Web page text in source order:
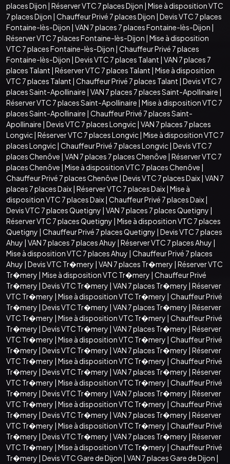
places Dijon | Réserver VTC 7 places Dijon | Mise à disposition VTC
7 places Dijon | Chauffeur Privé 7 places Dijon | Devis VTC 7 places
Fontaine-lès-Dijon | VAN 7 places 7 places Fontaine-lès-Dijon |
Réserver VTC 7 places Fontaine-lès-Dijon | Mise à disposition
VTC 7 places Fontaine-lès-Dijon | Chauffeur Privé 7 places
Fontaine-lès-Dijon | Devis VTC 7 places Talant | VAN 7 places 7
places Talant | Réserver VTC 7 places Talant | Mise à disposition
VTC 7 places Talant | Chauffeur Privé 7 places Talant | Devis VTC 7
places Saint-Apollinaire | VAN 7 places 7 places Saint-Apollinaire |
Réserver VTC 7 places Saint-Apollinaire | Mise à disposition VTC 7
places Saint-Apollinaire | Chauffeur Privé 7 places Saint-
Apollinaire | Devis VTC 7 places Longvic| VAN 7 places 7 places
Longvic| Réserver VTC 7 places Longvic| Mise à disposition VTC 7
places Longvic| Chauffeur Privé 7 places Longvic| Devis VTC 7
places Chenôve | VAN 7 places 7 places Chenôve | Réserver VTC 7
places Chenôve | Mise à disposition VTC 7 places Chenôve |
Chauffeur Privé 7 places Chenôve | Devis VTC 7 places Daix| VAN 7
places 7 places Daix| Réserver VTC 7 places Daix| Mise à
disposition VTC 7 places Daix| Chauffeur Privé 7 places Daix|
Devis VTC 7 places Quetigny | VAN 7 places 7 places Quetigny |
Réserver VTC 7 places Quetigny | Mise à disposition VTC 7 places
Quetigny | Chauffeur Privé 7 places Quetigny | Devis VTC 7 places
Ahuy | VAN 7 places 7 places Ahuy | Réserver VTC 7 places Ahuy |
Mise à disposition VTC 7 places Ahuy | Chauffeur Privé 7 places
Ahuy | Devis VTC Tr�mery | VAN 7 places Tr�mery | Réserver VTC
Tr�mery | Mise à disposition VTC Tr�mery | Chauffeur Privé
Tr�mery | Devis VTC Tr�mery | VAN 7 places Tr�mery | Réserver
VTC Tr�mery | Mise à disposition VTC Tr�mery | Chauffeur Privé
Tr�mery | Devis VTC Tr�mery | VAN 7 places Tr�mery | Réserver
VTC Tr�mery | Mise à disposition VTC Tr�mery | Chauffeur Privé
Tr�mery | Devis VTC Tr�mery | VAN 7 places Tr�mery | Réserver
VTC Tr�mery | Mise à disposition VTC Tr�mery | Chauffeur Privé
Tr�mery | Devis VTC Tr�mery | VAN 7 places Tr�mery | Réserver
VTC Tr�mery | Mise à disposition VTC Tr�mery | Chauffeur Privé
Tr�mery | Devis VTC Tr�mery | VAN 7 places Tr�mery | Réserver
VTC Tr�mery | Mise à disposition VTC Tr�mery | Chauffeur Privé
Tr�mery | Devis VTC Tr�mery | VAN 7 places Tr�mery | Réserver
VTC Tr�mery | Mise à disposition VTC Tr�mery | Chauffeur Privé
Tr�mery | Devis VTC Tr�mery | VAN 7 places Tr�mery | Réserver
VTC Tr�mery | Mise à disposition VTC Tr�mery | Chauffeur Privé
Tr�mery | Devis VTC Tr�mery | VAN 7 places Tr�mery | Réserver
VTC Tr�mery | Mise à disposition VTC Tr�mery | Chauffeur Privé
Tr�mery | Devis VTC Gare de Dijon | VAN 7 places Gare de Dijon |